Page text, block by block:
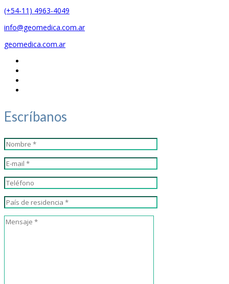
(+54-11) 4963-4049
info@geomedica.com.ar
geomedica.com.ar
Escríbanos